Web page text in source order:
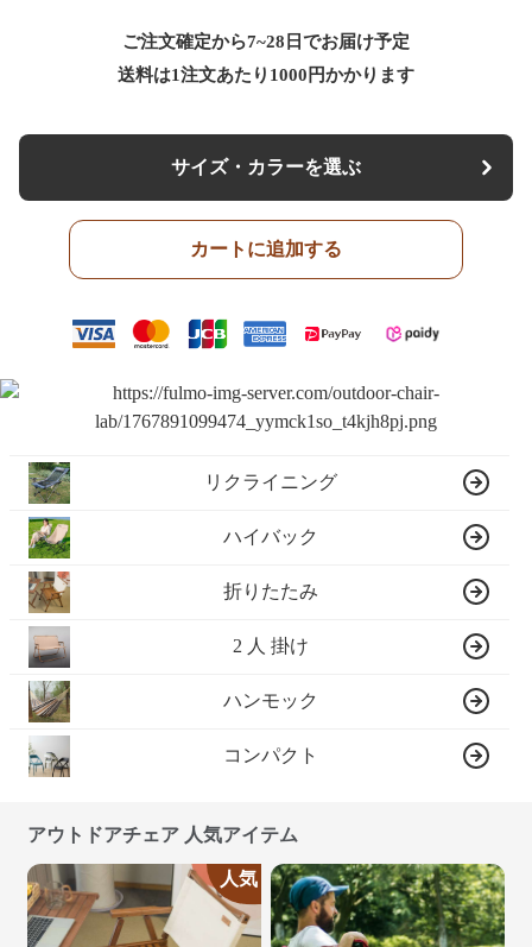
ご注文確定から7~28日でお届け予定
送料は1注文あたり 1000 円かかります
サイズ・カラーを選ぶ
カートに追加する
リクライニング
ハイバック
折りたたみ
2 人 掛け
ハンモック
コンパクト
アウトドアチェア 人気アイテム
人気